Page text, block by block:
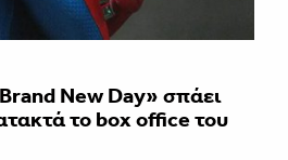
New Day» σπάει
το box office του